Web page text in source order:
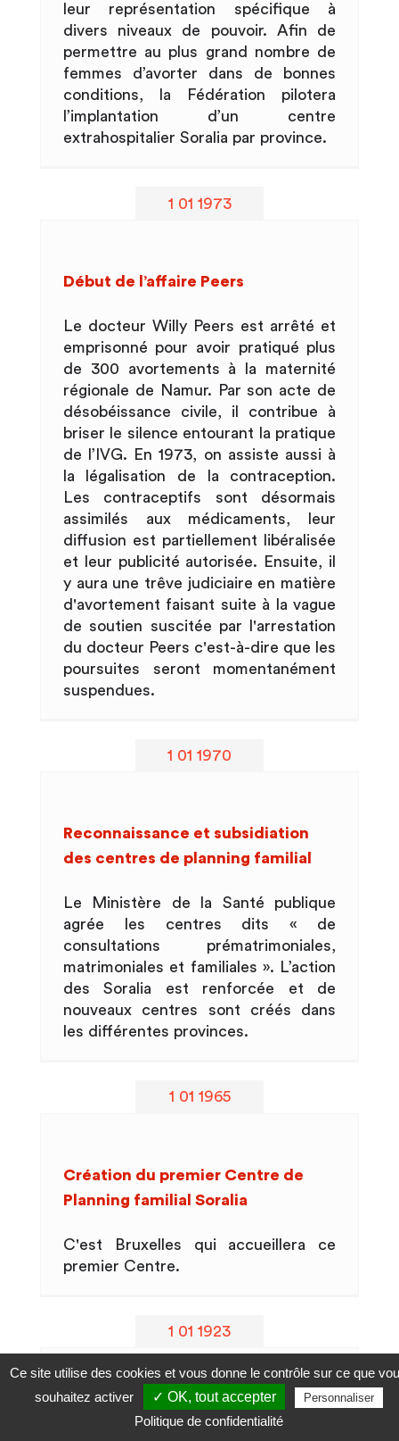
leur représentation spécifique à
divers niveaux de pouvoir. Afin de
permettre au plus grand nombre de
femmes d’avorter dans de bonnes
conditions, la Fédération pilotera
l’implantation d’un centre
extrahospitalier Soralia par province.
1 01 1973
Début de l’affaire Peers
Le docteur Willy Peers est arrêté et
emprisonné pour avoir pratiqué plus
de 300 avortements à la maternité
régionale de Namur. Par son acte de
désobéissance civile, il contribue à
briser le silence entourant la pratique
de l’IVG. En 1973, on assiste aussi à
la légalisation de la contraception.
Les contraceptifs sont désormais
assimilés aux médicaments, leur
diffusion est partiellement libéralisée
et leur publicité autorisée. Ensuite, il
y aura une trêve judiciaire en matière
d'avortement faisant suite à la vague
de soutien suscitée par l'arrestation
du docteur Peers c'est-à-dire que les
poursuites seront momentanément
suspendues.
1 01 1970
Reconnaissance et subsidiation
des centres de planning familial
Le Ministère de la Santé publique
agrée les centres dits « de
consultations prématrimoniales,
matrimoniales et familiales ». L’action
des Soralia est renforcée et de
nouveaux centres sont créés dans
les différentes provinces.
1 01 1965
Création du premier Centre de
Planning familial Soralia
C'est Bruxelles qui accueillera ce
premier Centre.
1 01 1923
Interdiction de la contraception
Ce site utilise des cookies et vous donne le contrôle sur ce que
souhaitez activer
✓ OK, tout accepter Personnaliser
Politique de confidentialité